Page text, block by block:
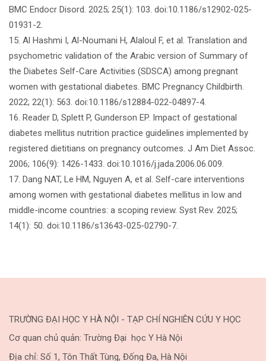
BMC Endocr Disord. 2025; 25(1): 103. doi:10.1186/s12902-025-
01931-2.
15. Al Hashmi I, Al-Noumani H, Alaloul F, et al. Translation and
psychometric validation of the Arabic version of Summary of
the Diabetes Self-Care Activities (SDSCA) among pregnant
women with gestational diabetes. BMC Pregnancy Childbirth.
2022; 22(1): 563. doi:10.1186/s12884-022-04897-4.
16. Reader D, Splett P, Gunderson EP. Impact of gestational
diabetes mellitus nutrition practice guidelines implemented by
registered dietitians on pregnancy outcomes. J Am Diet Assoc.
2006; 106(9): 1426-1433. doi:10.1016/j.jada.2006.06.009.
17. Dang NAT, Le HM, Nguyen A, et al. Self-care interventions
among women with gestational diabetes mellitus in low and
middle-income countries: a scoping review. Syst Rev. 2025;
14(1): 50. doi:10.1186/s13643-025-02790-7.
TRƯỜNG ĐẠI HỌC Y HÀ NỘI - TẠP CHÍ NGHIÊN CỨU Y HỌC
Cơ quan chủ quản: Trường Đại học Y Hà Nội
Địa chỉ: Số 1, Tôn Thất Tùng, Đống Đa, Hà Nội